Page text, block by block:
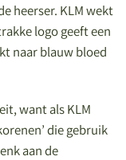
heerser. KLM wekt
logo geeft een
naar blauw bloed
want als KLM
die gebruik
aan de